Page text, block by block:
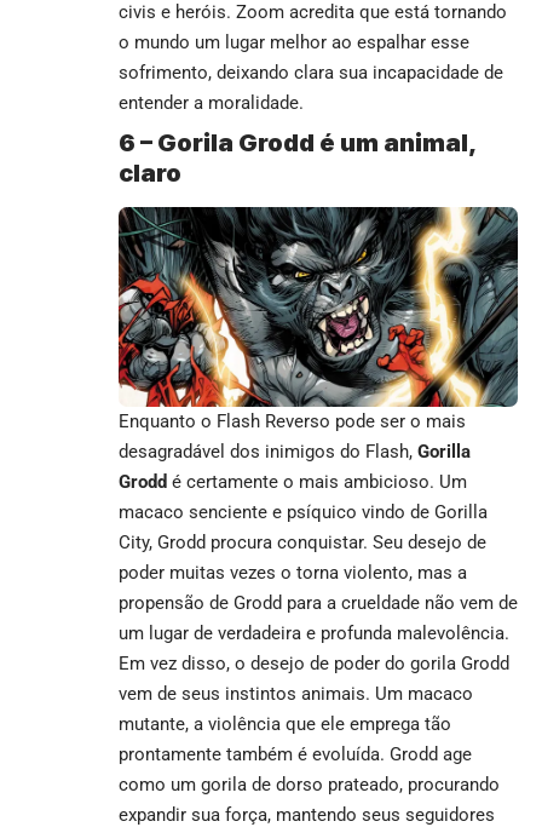
civis e heróis. Zoom acredita que está tornando
o mundo um lugar melhor ao espalhar esse
sofrimento, deixando clara sua incapacidade de
entender a moralidade.
6 – Gorila Grodd é um animal,
claro
Enquanto o Flash Reverso pode ser o mais
desagradável dos inimigos do Flash, Gorilla
Grodd é certamente o mais ambicioso. Um
macaco senciente e psíquico vindo de Gorilla
City, Grodd procura conquistar. Seu desejo de
poder muitas vezes o torna violento, mas a
propensão de Grodd para a crueldade não vem de
um lugar de verdadeira e profunda malevolência.
Em vez disso, o desejo de poder do gorila Grodd
vem de seus instintos animais. Um macaco
mutante, a violência que ele emprega tão
prontamente também é evoluída. Grodd age
como um gorila de dorso prateado, procurando
expandir sua força, mantendo seus seguidores